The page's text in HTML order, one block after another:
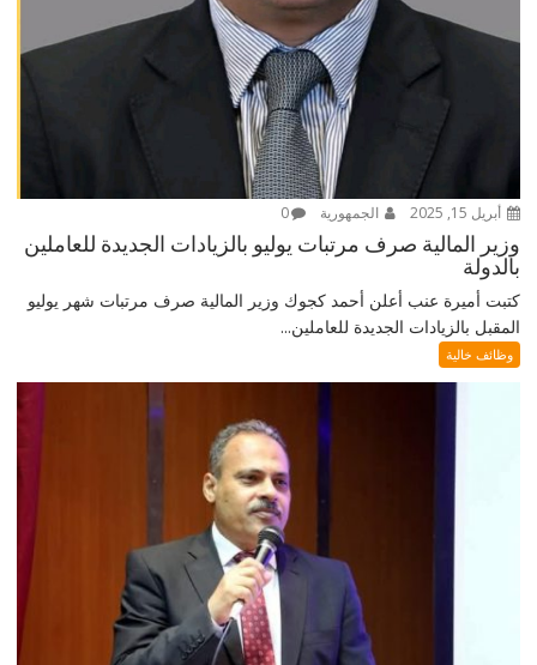
أبريل 15, 2025 الجمهورية 0
وزير المالية صرف مرتبات يوليو بالزيادات الجديدة للعاملين
بالدولة
كتبت أميرة عنب أعلن أحمد كجوك وزير المالية صرف مرتبات شهر يوليو
المقبل بالزيادات الجديدة للعاملين...
وظائف خالية